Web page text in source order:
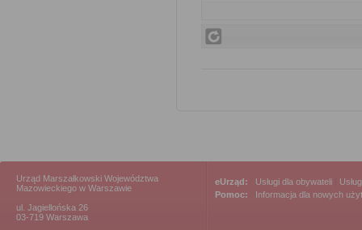
Urząd Marszałkowski Województwa
Mazowieckiego w Warszawie
ul. Jagiellońska 26
03-719 Warszawa
eUrząd: Usługi dla obywateli
Pomoc:
Informacja dla nowych